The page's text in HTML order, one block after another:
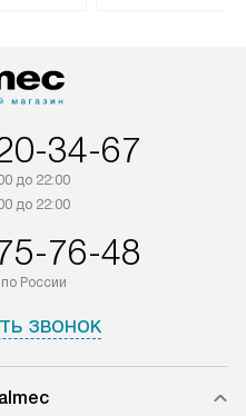
по
34-67
до 22:00
до 22:00
76-48
России
звонок